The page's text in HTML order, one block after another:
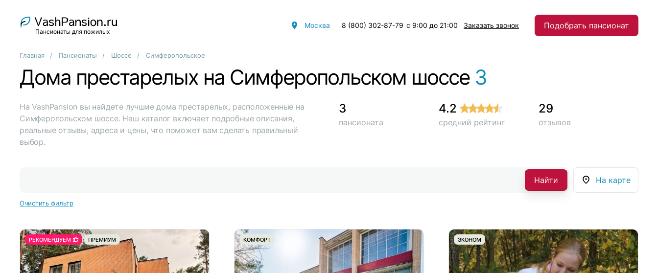
Пансионаты для пожилых
Москва 8 (800) 302-87-79 с 9:00 до 21:00 Заказать звонок Подобрать пансионат
Главная Пансионаты Шоссе Симферопольское
Дома престарелых на Симферопольском шоссе 3
На VashPansion вы найдете лучшие дома престарелых, расположенные на
Симферопольском шоссе. Наш каталог включает подробные описания,
реальные отзывы, адреса и цены, что поможет вам сделать правильный
выбор.
3
пансионата
4.2
средний рейтинг
29
отзывов
Найти На карте
Очистить фильтр
РЕКОМЕНДУЕМ ПРЕМИУМ КОМФОРТ ЭКОНОМ